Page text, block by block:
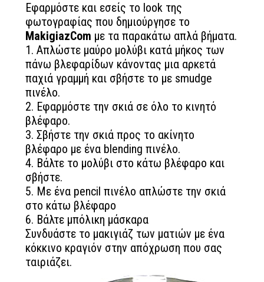
Εφαρμόστε και εσείς το look της
φωτογραφίας που δημιούργησε το
MakigiazCom με τα παρακάτω απλά βήματα.
1. Απλώστε μαύρο μολύβι κατά μήκος των
πάνω βλεφαρίδων κάνοντας μια αρκετά
παχιά γραμμή και σβήστε το με smudge
πινέλο.
2. Εφαρμόστε την σκιά σε όλο το κινητό
βλέφαρο.
3. Σβήστε την σκιά προς το ακίνητο
βλέφαρο με ένα blending πινέλο.
4. Βάλτε το μολύβι στο κάτω βλέφαρο και
σβήστε.
5. Με ένα pencil πινέλο απλώστε την σκιά
στο κάτω βλέφαρο
6. Βάλτε μπόλικη μάσκαρα
Συνδυάστε το μακιγιάζ των ματιών με ένα
κόκκινο κραγιόν στην απόχρωση που σας
ταιριάζει.